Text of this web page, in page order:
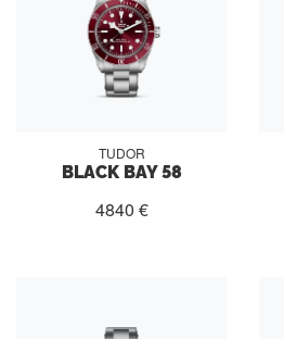
TUDOR
BLACK BAY 58
4840 €